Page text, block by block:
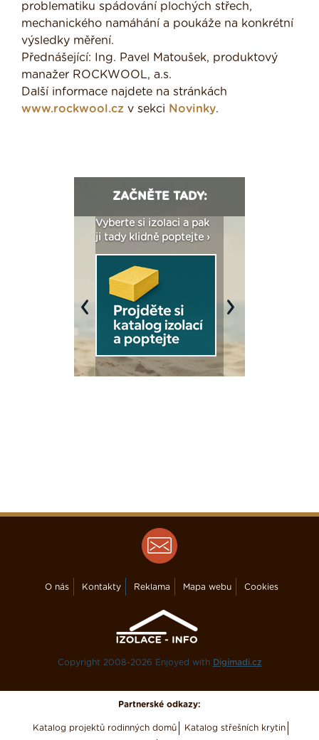
problematiku spádování plochých střech,
mechanického namáhání a poukáže na konkrétní
výsledky měření.
Přednášející: Ing. Pavel Matoušek, produktový
manažer ROCKWOOL, a.s.
Další informace najdete na stránkách
www.rockwool.cz v sekci Novinky.
ZAČNĚTE TADY:
Vyberte si izolaci a pak
ji tady klidně poptejte ›
Previous Next
O nás Kontakty Reklama Mapa webu Cookies
Copyright 2008-2026 Enjoyed with Digimadi.cz
Partnerské odkazy:
Katalog projektů rodinných domů Katalog střešních krytin